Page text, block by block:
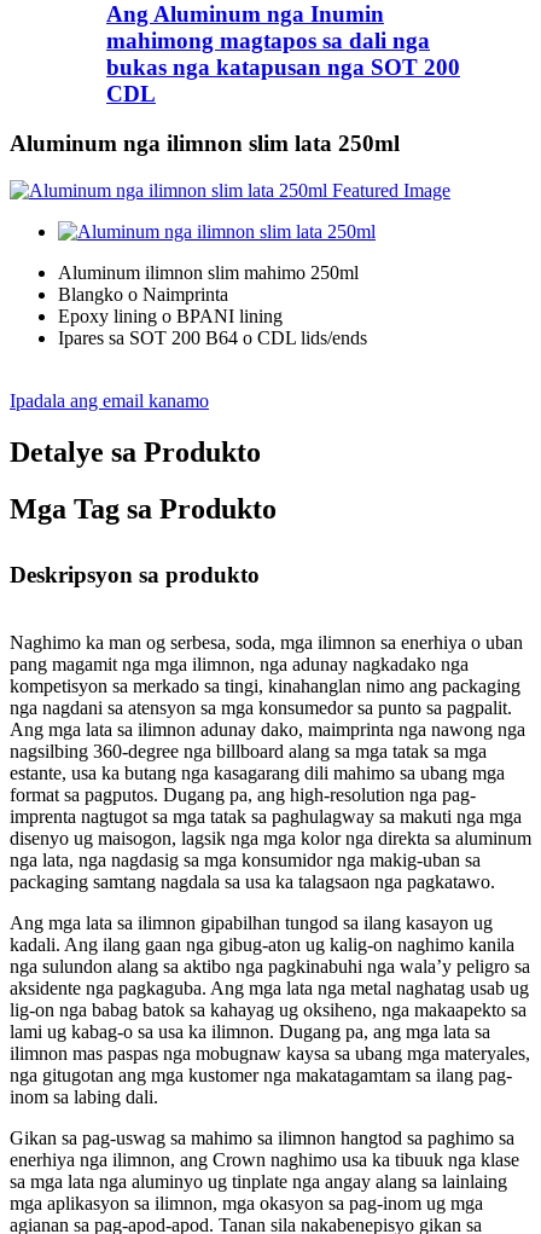
Ang Aluminum nga Inumin
mahimong magtapos sa dali nga
bukas nga katapusan nga SOT 200
CDL
Aluminum nga ilimnon slim lata 250ml
Aluminum ilimnon slim mahimo 250ml
Blangko o Naimprinta
Epoxy lining o BPANI lining
Ipares sa SOT 200 B64 o CDL lids/ends
Ipadala ang email kanamo
Detalye sa Produkto
Mga Tag sa Produkto
Deskripsyon sa produkto
Naghimo ka man og serbesa, soda, mga ilimnon sa enerhiya o uban
pang magamit nga mga ilimnon, nga adunay nagkadako nga
kompetisyon sa merkado sa tingi, kinahanglan nimo ang packaging
nga nagdani sa atensyon sa mga konsumedor sa punto sa pagpalit.
Ang mga lata sa ilimnon adunay dako, maimprinta nga nawong nga
nagsilbing 360-degree nga billboard alang sa mga tatak sa mga
estante, usa ka butang nga kasagarang dili mahimo sa ubang mga
format sa pagputos. Dugang pa, ang high-resolution nga pag-
imprenta nagtugot sa mga tatak sa paghulagway sa makuti nga mga
disenyo ug maisogon, lagsik nga mga kolor nga direkta sa aluminum
nga lata, nga nagdasig sa mga konsumidor nga makig-uban sa
packaging samtang nagdala sa usa ka talagsaon nga pagkatawo.
Ang mga lata sa ilimnon gipabilhan tungod sa ilang kasayon ​​ug
kadali. Ang ilang gaan nga gibug-aton ug kalig-on naghimo kanila
nga sulundon alang sa aktibo nga pagkinabuhi nga wala’y peligro sa
aksidente nga pagkaguba. Ang mga lata nga metal naghatag usab ug
lig-on nga babag batok sa kahayag ug oksiheno, nga makaapekto sa
lami ug kabag-o sa usa ka ilimnon. Dugang pa, ang mga lata sa
ilimnon mas paspas nga mobugnaw kaysa sa ubang mga materyales,
nga gitugotan ang mga kustomer nga makatagamtam sa ilang pag-
inom sa labing dali.
Gikan sa pag-uswag sa mahimo sa ilimnon hangtod sa paghimo sa
enerhiya nga ilimnon, ang Crown naghimo usa ka tibuuk nga klase
sa mga lata nga aluminyo ug tinplate nga angay alang sa lainlaing
mga aplikasyon sa ilimnon, mga okasyon sa pag-inom ug mga
agianan sa pag-apod-apod. Tanan sila nakabenepisyo gikan sa